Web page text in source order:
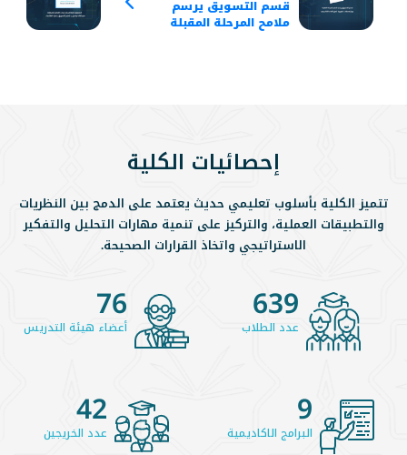
قسم التسويق يرسم
ملامح المرحلة المقبلة
إحصائيات الكلية
تتميز الكلية بأسلوب تعليمي حديث يعتمد على الدمج بين النظريات
والتطبيقات العملية، والتركيز على تنمية مهارات التحليل والتفكير
الاستراتيجي واتخاذ القرارات الصحيحة.
639
عدد الطلاب 76
أعضاء هيئة التدريس
9
البرامج الاكاديمية 42
عدد الخريجين